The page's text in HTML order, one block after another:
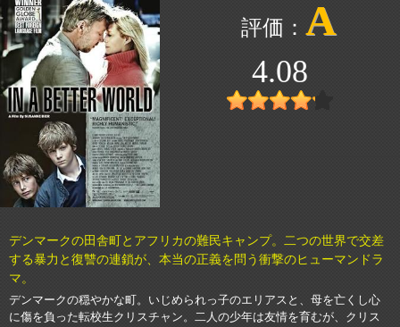
A
4.08
デンマークの田舎町とアフリカの難民キャンプ。二つの世界で交差
する暴力と復讐の連鎖が、本当の正義を問う衝撃のヒューマンドラ
マ。
デンマークの穏やかな町。いじめられっ子のエリアスと、母を亡くし心
に傷を負った転校生クリスチャン。二人の少年は友情を育むが、クリス